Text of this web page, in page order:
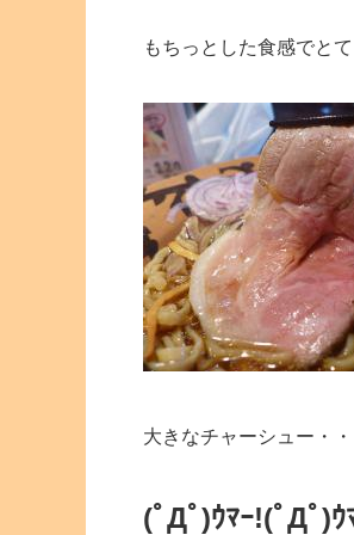
もちっとした食感でと
大きなチャーシュー・・
(ﾟДﾟ)ｳﾏｰ!(ﾟДﾟ)ｳ